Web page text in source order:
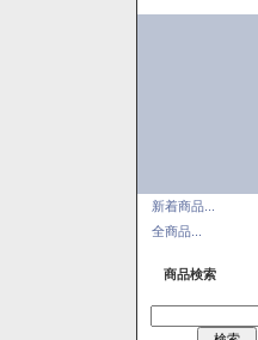
新着商品...
全商品...
商品検索